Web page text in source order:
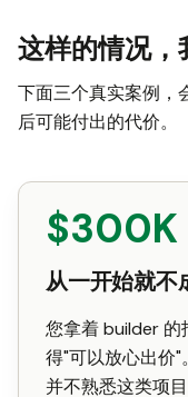
这样的情况，
下面三个真实案例，
后可能付出的代价。
$300K
从一开始就
您拿着 builder 的
得"可以放心出价
并不熟悉这类项